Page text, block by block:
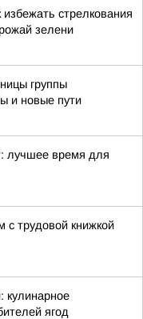
стрелкования
зелени
группы
и новые пути
лучшее время для
с трудовой книжкой
кулинарное
ягод